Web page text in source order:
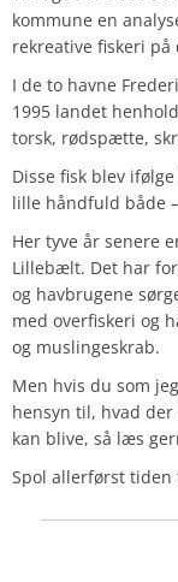
kommune en
rekreative fiskeri
I de to havne
1995 landet
torsk, rødspætte,
Disse fisk blev
lille håndfuld både
Her tyve år senere
Lillebælt. Det har
og havbrugene
med overfiskeri og
og muslingeskrab.
Men hvis du som
hensyn til, hvad
kan blive, så læs
Spol allerførst tiden